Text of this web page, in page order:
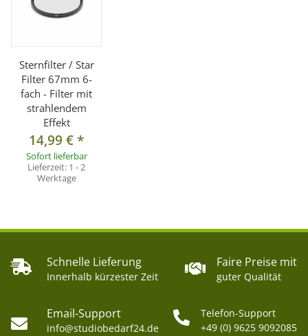
Sternfilter / Star
Filter 67mm 6-
fach - Filter mit
strahlendem
Effekt
14,99 €*
Sofort lieferbar
Lieferzeit: 1 - 2
Werktage
Schnelle Lieferung
Innerhalb kürzester Zeit
Faire Preise mit
guter Qualität
Email-Support
info@studiobedarf24.de
Telefon-Support
+49 (0) 9625 9092085